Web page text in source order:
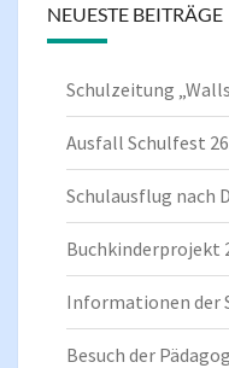
NEUESTE BEITRÄGE
Schulzeitung
Ausfall Schulfest
Schulausflug nach
Buchkinderprojekt
Informationen der
Besuch der